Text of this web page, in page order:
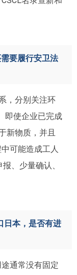
要履行安卫法
，分别关注环
即使企业已完成
新物质，并且
可能造成工人
、少量确认、
日本，是否有进
通常没有固定